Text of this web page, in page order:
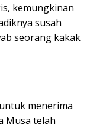
kemungkinan
susah
seorang kakak
menerima
Musa telah